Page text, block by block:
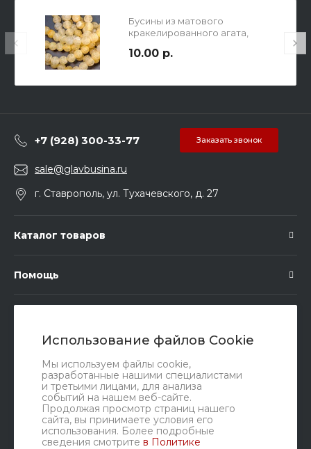
Использование файлов Cookie
Мы используем файлы cookie,
разработанные нашими специалистами
и третьими лицами, для анализа
событий на нашем веб-сайте.
Продолжая просмотр страниц нашего
сайта, вы принимаете условия его
использования. Более подробные
сведения смотрите в Политике
Бусины из матового
кракелированного агата,
10.00 р.
+7 (928) 300-33-77 Заказать звонок
sale@glavbusina.ru
г. Ставрополь, ул. Тухачевского, д. 27
Каталог товаров
Помощь